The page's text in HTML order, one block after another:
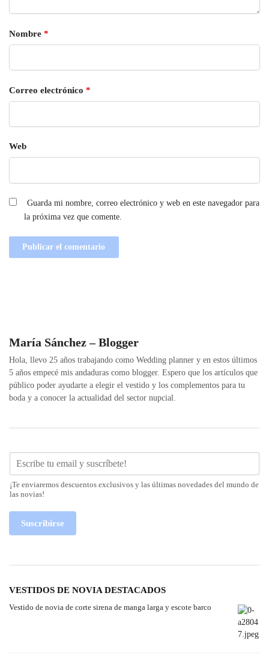
Nombre *
Correo electrónico *
Web
Guarda mi nombre, correo electrónico y web en este navegador para
la próxima vez que comente.
María Sánchez – Blogger
Hola, llevo 25 años trabajando como Wedding planner y en estos últimos
5 años empecé mis andaduras como blogger. Espero que los artículos que
público poder ayudarte a elegir el vestido y los complementos para tu
boda y a conocer la actualidad del sector nupcial.
¡Te enviaremos descuentos exclusivos y las últimas novedades del mundo de
las novias!
Suscribirse
VESTIDOS DE NOVIA DESTACADOS
Vestido de novia de corte sirena de manga larga y escote barco